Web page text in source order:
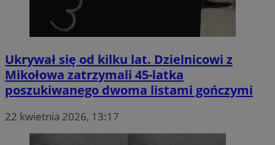
Ukrywał się od kilku lat. Dzielnicowi z
Mikołowa zatrzymali 45-latka
poszukiwanego dwoma listami gończymi
22 kwietnia 2026, 13:17